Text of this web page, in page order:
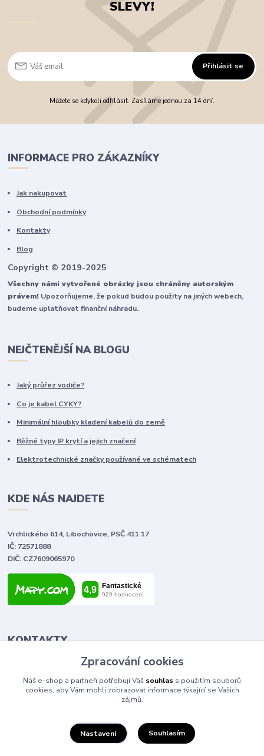
SLEVY!
Přihlásit se
Můžete se kdykoli odhlásit. Zasíláme jednou za 14 dní.
INFORMACE PRO ZÁKAZNÍKY
Jak nakupovat
Obchodní podmínky
Kontakty
Blog
Copyright © 2019-2025
Všechny námi vytvořené obrázky jsou chráněny autorským
právem! Upozorňujeme, že pokud budou použity na jiných webech,
budeme uplatňovat finanční náhradu.
NEJČTENĚJŠÍ NA BLOGU
Jaký průřez vodiče?
Co je kabel CYKY?
Minimální hloubky kladení kabelů do země
Běžné typy IP krytí a jejich značení
Elektrotechnické značky používané ve schématech
KDE NÁS NAJDETE
Vrchlického 614, Libochovice, PSČ 411 17
IČ: 72571888
DIČ: CZ7609065970
KONTAKTY
Tomáš Vlček
+420 702 090 443
volejte od 9,00 - 20,00 hod
info@elektromaterial.cz
Zpracování cookies
Náš e-shop a partneři potřebují Váš souhlas s použitím souborů
cookies, aby Vám mohli zobrazovat informace týkající se Vašich
zájmů.
Nastavení Souhlasím